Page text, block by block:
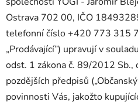
Ostrava 702 00, IČO
telefonní číslo +420 773 315
„Prodávající”) upravují v
odst. 1 zákona č. 89/2012 Sb.,
pozdějších předpisů
povinnosti Vás, jakožto